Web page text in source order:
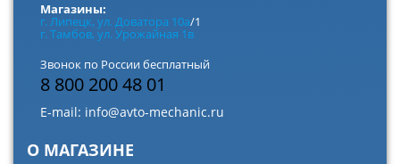
Магазины:
г. Липецк, ул. Доватора 10а/1
г. Тамбов, ул. Урожайная 1в
Звонок по России бесплатный
8 800 200 48 01
E-mail: info@avto-mechanic.ru
О МАГАЗИНЕ